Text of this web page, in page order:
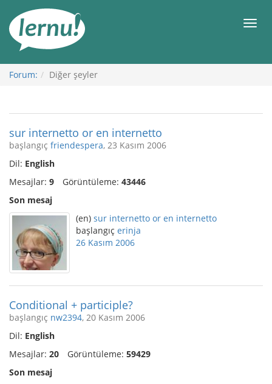
Görüntüleme
Forum: Diğer şeyler
sur internetto or en internetto
başlangıç friendespera, 23 Kasım 2006
Dil: English
Mesajlar: 9 Görüntüleme: 43446
Son mesaj
(en) sur internetto or en internetto
başlangıç erinja
26 Kasım 2006
Conditional + participle?
başlangıç nw2394, 20 Kasım 2006
Dil: English
Mesajlar: 20 Görüntüleme: 59429
Son mesaj